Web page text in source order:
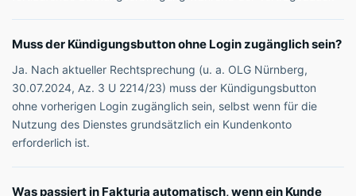
Muss der Kündigungsbutton ohne Login zugänglich sein?
Ja. Nach aktueller Rechtsprechung (u. a. OLG Nürnberg,
30.07.2024, Az. 3 U 2214/23) muss der Kündigungsbutton
ohne vorherigen Login zugänglich sein, selbst wenn für die
Nutzung des Dienstes grundsätzlich ein Kundenkonto
erforderlich ist.
Was passiert in Fakturia automatisch, wenn ein Kunde